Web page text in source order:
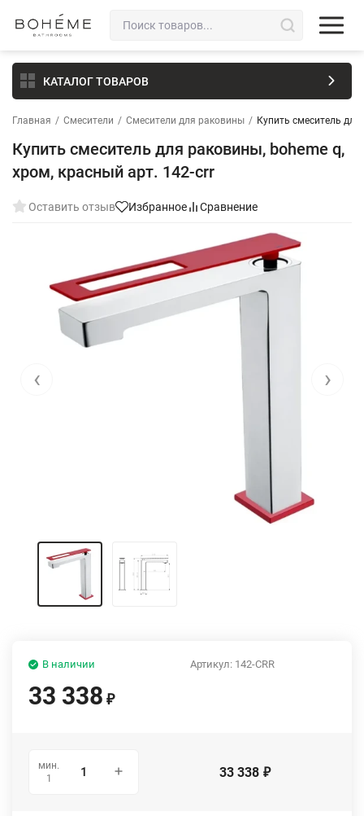
КАТАЛОГ ТОВАРОВ
Главная / Смесители / Смесители для раковины / Купить смеситель
Купить смеситель для раковины, boheme q,
хром, красный арт. 142-crr
Оставить отзыв Избранное Сравнение
‹ ›
Артикул: 142-CRR
В наличии
33 338 ₽
мин.
1
33 338 ₽